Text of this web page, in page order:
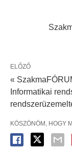
ELŐZŐ
«
Informatikai
KÖSZÖNÖM, HOGY